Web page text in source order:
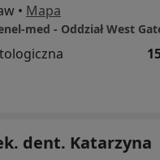
• Mapa
med - Oddział West
dent. Katarzyna